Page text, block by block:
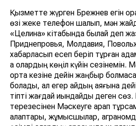
Қызметте жүрген Брежнев егін
өзі жеке телефон шалып, мән
«Целина» кітабында былай деп
Приднепровья, Молдавия,
хабарласып есеп беріп тұрған
ақ олардың көңіл күйін
орта кезіне дейін жаңбыр
болады, ал егер айдың аяғына
тіпті жағдай қиындайды деген
терезесінен Мәскеуге қарап
алқаптары, жұмысшылар,